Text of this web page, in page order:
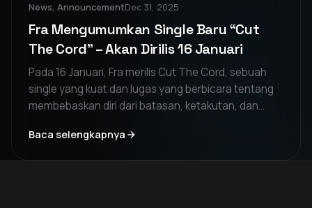
News, AnnouncementDec 31, 2025
Fra Mengumumkan Single Baru “Cut
The Cord” – Akan Dirilis 16 Januari
Pada 16 Januari, Fra merilis Cut The Cord, sebuah
single yang kuat dan lugas yang berbicara tentang
membebaskan diri dari batasan, ketakutan, dan
energik, dibangun di atas ketegangan yang
Baca selengkapnya